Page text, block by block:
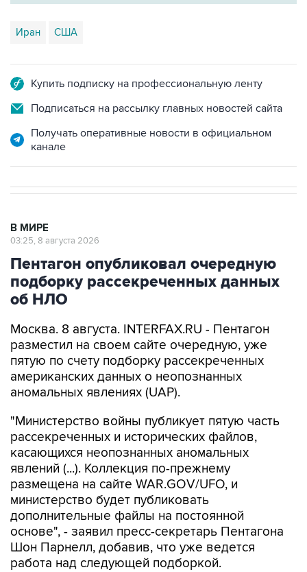
Иран США
Купить подписку на профессиональную ленту
Подписаться на рассылку главных новостей сайта
Получать оперативные новости в официальном
канале
В МИРЕ
03:25, 8 августа 2026
Пентагон опубликовал очередную
подборку рассекреченных данных
об НЛО
Москва. 8 августа. INTERFAX.RU - Пентагон
разместил на своем сайте очередную, уже
пятую по счету подборку рассекреченных
американских данных о неопознанных
аномальных явлениях (UAP).
"Министерство войны публикует пятую часть
рассекреченных и исторических файлов,
касающихся неопознанных аномальных
явлений (...). Коллекция по-прежнему
размещена на сайте WAR.GOV/UFO, и
министерство будет публиковать
дополнительные файлы на постоянной
основе", - заявил пресс-секретарь Пентагона
Шон Парнелл, добавив, что уже ведется
работа над следующей подборкой.